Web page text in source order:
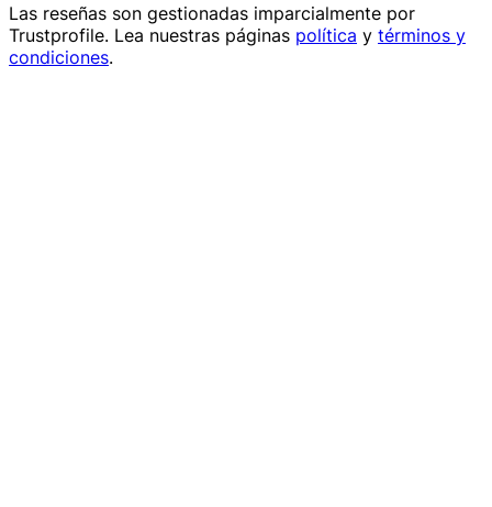
Las reseñas son gestionadas imparcialmente por
Trustprofile. Lea nuestras páginas política y términos y
condiciones.